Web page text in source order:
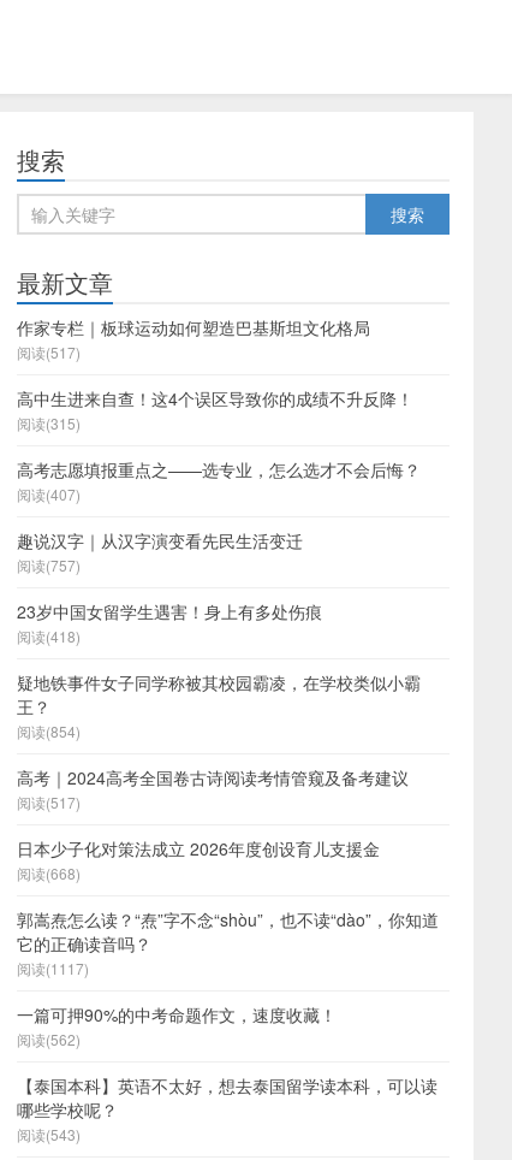
搜索
最新文章
作家专栏｜板球运动如何塑造巴基斯坦文化格局
阅读(517)
高中生进来自查！这4个误区导致你的成绩不升反降！
阅读(315)
高考志愿填报重点之——选专业，怎么选才不会后悔？
阅读(407)
趣说汉字｜从汉字演变看先民生活变迁
阅读(757)
23岁中国女留学生遇害！身上有多处伤痕
阅读(418)
疑地铁事件女子同学称被其校园霸凌，在学校类似小霸
王？
阅读(854)
高考｜2024高考全国卷古诗阅读考情管窥及备考建议
阅读(517)
日本少子化对策法成立 2026年度创设育儿支援金
阅读(668)
郭嵩焘怎么读？“焘”字不念“shòu”，也不读“dào”，你知道
它的正确读音吗？
阅读(1117)
一篇可押90%的中考命题作文，速度收藏！
阅读(562)
【泰国本科】英语不太好，想去泰国留学读本科，可以读
哪些学校呢？
阅读(543)